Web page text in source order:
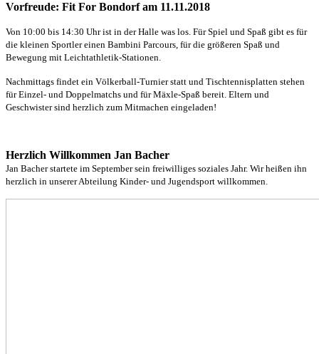
Vorfreude: Fit For Bondorf am 11.11.2018
Von 10:00 bis 14:30 Uhr ist in der Halle was los. Für Spiel und Spaß gibt es für
die kleinen Sportler einen Bambini Parcours, für die größeren Spaß und
Bewegung mit Leichtathletik-Stationen.
Nachmittags findet ein Völkerball-Turnier statt und Tischtennisplatten stehen
für Einzel- und Doppelmatchs und für Mäxle-Spaß bereit. Eltern und
Geschwister sind herzlich zum Mitmachen eingeladen!
Herzlich Willkommen Jan Bacher
Jan Bacher startete im September sein freiwilliges soziales Jahr. Wir heißen ihn
herzlich in unserer Abteilung Kinder- und Jugendsport willkommen.